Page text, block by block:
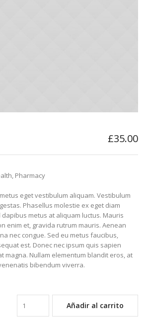
£35.00
, Pharmacy
eget vestibulum aliquam. Vestibulum
Phasellus molestie ex eget diam
dapibus metus at aliquam luctus. Mauris
enim et, gravida rutrum mauris. Aenean
nec congue. Sed eu metus faucibus,
est. Donec nec ipsum quis sapien
magna. Nullam elementum blandit eros, at
bibendum viverra.
Añadir al carrito